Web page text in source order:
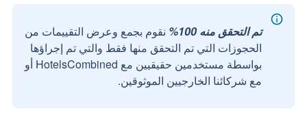
تم التحقق منه 100%
نقوم بجمع وعرض التقييمات من
الحجوزات التي تم التحقق منها فقط والتي تم إجراؤها
بواسطة مستخدمين حقيقيين مع HotelsCombined أو
مع شركائنا الخارجيين الموثوقين.